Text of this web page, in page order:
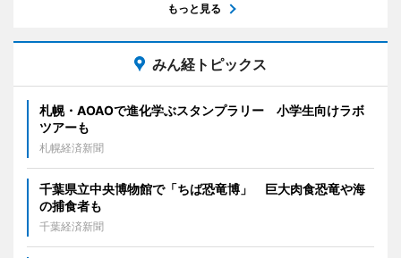
もっと見る
みん経トピックス
札幌・AOAOで進化学ぶスタンプラリー 小学生向けラボ
ツアーも
札幌経済新聞
千葉県立中央博物館で「ちば恐竜博」 巨大肉食恐竜や海
の捕食者も
千葉経済新聞